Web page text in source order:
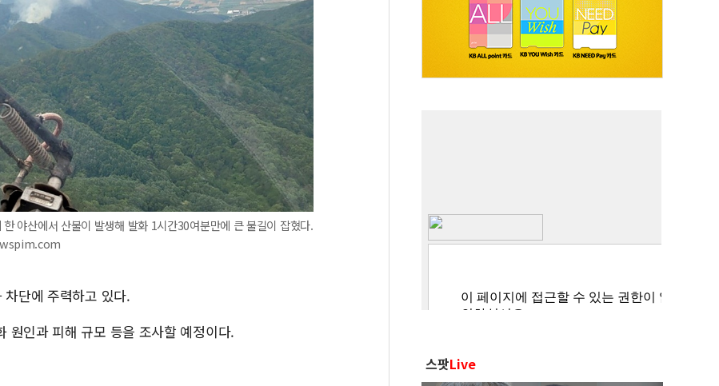
야산에서 산불이 발생해 발화 1시간30여분만에 큰 불길이 잡혔다.
단에 주력하고 있다.
원인과 피해 규모 등을 조사할 예정이다.
스팟Live